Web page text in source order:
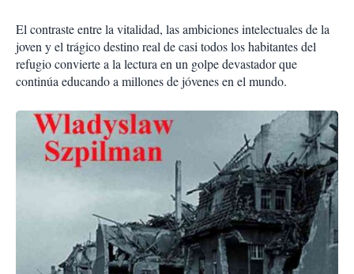
El contraste entre la vitalidad, las ambiciones intelectuales de la
joven y el trágico destino real de casi todos los habitantes del
refugio convierte a la lectura en un golpe devastador que
continúa educando a millones de jóvenes en el mundo.